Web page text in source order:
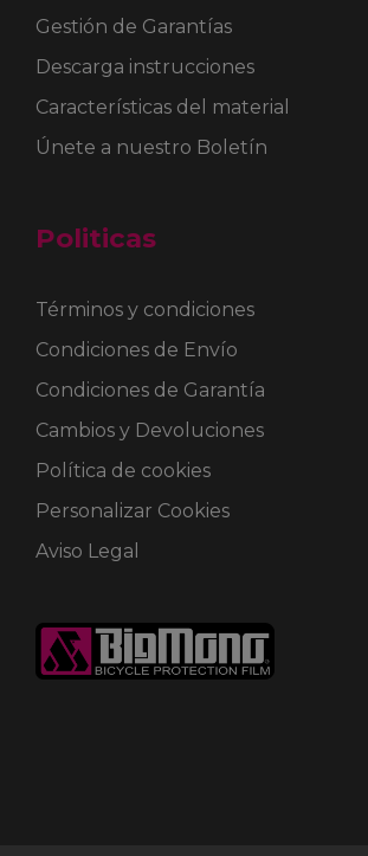
Gestión de Garantías
Descarga instrucciones
Características del material
Únete a nuestro Boletín
Politicas
Términos y condiciones
Condiciones de Envío
Condiciones de Garantía
Cambios y Devoluciones
Política de cookies
Personalizar Cookies
Aviso Legal